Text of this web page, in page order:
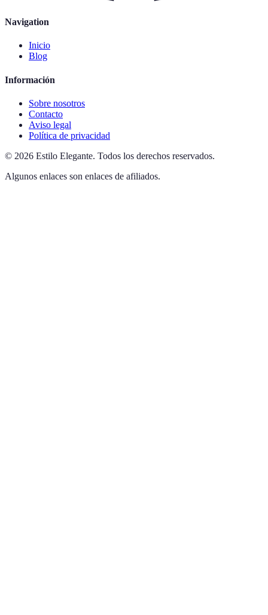
Navigation
Inicio
Blog
Información
Sobre nosotros
Contacto
Aviso legal
Política de privacidad
© 2026 Estilo Elegante. Todos los derechos reservados.
Algunos enlaces son enlaces de afiliados.